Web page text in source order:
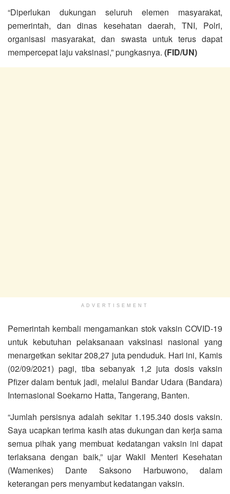
“Diperlukan dukungan seluruh elemen masyarakat,
pemerintah, dan dinas kesehatan daerah, TNI, Polri,
organisasi masyarakat, dan swasta untuk terus dapat
mempercepat laju vaksinasi,” pungkasnya. (FID/UN)
ADVERTISEMENT
Pemerintah kembali mengamankan stok vaksin COVID-19
untuk kebutuhan pelaksanaan vaksinasi nasional yang
menargetkan sekitar 208,27 juta penduduk. Hari ini, Kamis
(02/09/2021) pagi, tiba sebanyak 1,2 juta dosis vaksin
Pfizer dalam bentuk jadi, melalui Bandar Udara (Bandara)
Internasional Soekarno Hatta, Tangerang, Banten.
“Jumlah persisnya adalah sekitar 1.195.340 dosis vaksin.
Saya ucapkan terima kasih atas dukungan dan kerja sama
semua pihak yang membuat kedatangan vaksin ini dapat
terlaksana dengan baik,” ujar Wakil Menteri Kesehatan
(Wamenkes) Dante Saksono Harbuwono, dalam
keterangan pers menyambut kedatangan vaksin.